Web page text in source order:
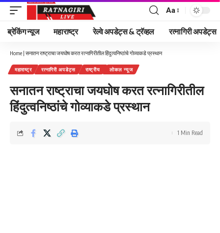
Font
Resizer
Aa
ब्रेकिंग न्यूज महाराष्ट्र रेल्वे अपडेट्स & ट्रॅव्हल रत्नागिरी अपडेट्स
Home | सनातन राष्ट्राचा जयघोष करत रत्नागिरीतील हिंदुत्वनिष्ठांचे गोव्याकडे प्रस्थान
महाराष्ट्र रत्नागिरी अपडेट्स राष्ट्रीय लोकल न्यूज
सनातन राष्ट्राचा जयघोष करत रत्नागिरीतील
हिंदुत्वनिष्ठांचे गोव्याकडे प्रस्थान
1 Min Read